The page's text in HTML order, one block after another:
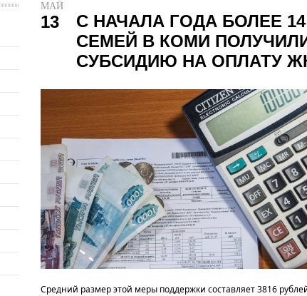
МАЙ
13
С НАЧАЛА ГОДА БОЛЕЕ
СЕМЕЙ В КОМИ
СУБСИДИЮ НА ОПЛАТУ
Средний размер этой меры поддержки составляет 3816